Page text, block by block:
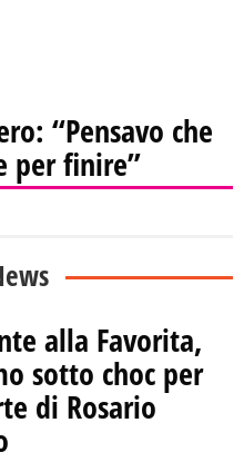
“Pensavo che
per finire”
alla Favorita,
sotto choc per
di Rosario